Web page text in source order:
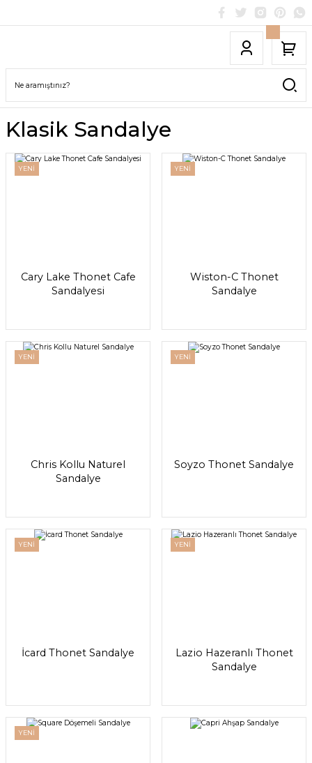
Klasik Sandalye
YENİ
Cary Lake Thonet Cafe
Sandalyesi
YENİ
Wiston-C Thonet
Sandalye
YENİ
Chris Kollu Naturel
Sandalye
YENİ
Soyzo Thonet Sandalye
YENİ
İcard Thonet Sandalye
YENİ
Lazio Hazeranlı Thonet
Sandalye
YENİ